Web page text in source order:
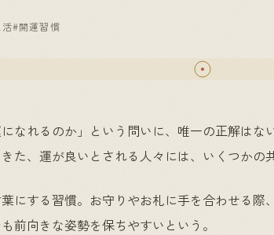
#開運習慣
になれるのか」という問いに、唯一の正解は
た、運が良いとされる人々には、いくつかの
にする習慣。お守りやお札に手を合わせる際
前向きな姿勢を保ちやすいという。